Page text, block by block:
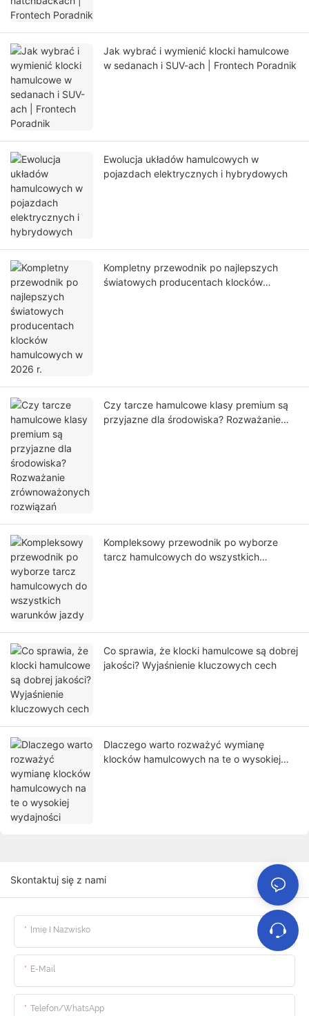
Jak wybrać i wymienić klocki hamulcowe
w sedanach i SUV-ach | Frontech Poradnik
Ewolucja układów hamulcowych w
pojazdach elektrycznych i hybrydowych
Kompletny przewodnik po najlepszych
światowych producentach klocków
Czy tarcze hamulcowe klasy premium są
przyjazne dla środowiska? Rozważanie
Kompleksowy przewodnik po wyborze
tarcz hamulcowych do wszystkich
Co sprawia, że ​​klocki hamulcowe są dobrej
jakości? Wyjaśnienie kluczowych cech
Dlaczego warto rozważyć wymianę
klocków hamulcowych na te o wysokiej
Skontaktuj się z nami
Imię I Nazwisko
E-Mail
Telefon/WhatsApp